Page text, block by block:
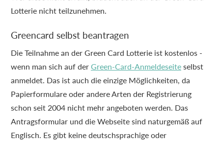
Lotterie nicht teilzunehmen.
Greencard selbst beantragen
Die Teilnahme an der Green Card Lotterie ist kostenlos -
wenn man sich auf derGreen-Card-Anmeldeseiteselbst
anmeldet. Das ist auch die einzige Möglichkeiten, da
Papierformulare oder andere Arten der Registrierung
schon seit 2004 nicht mehr angeboten werden. Das
Antragsformular und die Webseite sind naturgemäß auf
Englisch. Es gibt keine deutschsprachige oder